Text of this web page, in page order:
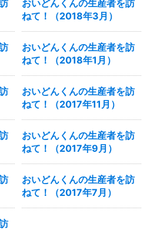
おいどんくんの生産者を訪
ねて！（2018年3月）
おいどんくんの生産者を訪
ねて！（2018年1月）
おいどんくんの生産者を訪
ねて！（2017年11月）
おいどんくんの生産者を訪
ねて！（2017年9月）
おいどんくんの生産者を訪
ねて！（2017年7月）